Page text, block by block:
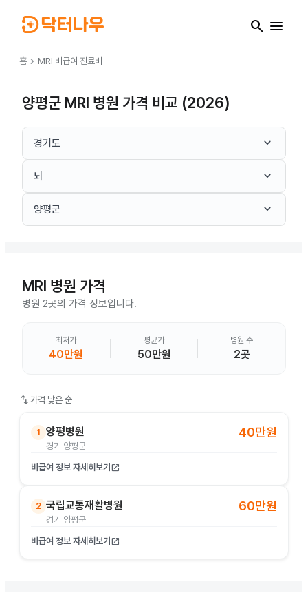
search menu
홈 chevron_right MRI 비급여 진료비
양평군 MRI 병원 가격 비교 (2026)
경기도 keyboard_arrow_down
뇌 keyboard_arrow_down
양평군 keyboard_arrow_down
MRI 병원 가격
병원 2곳의 가격 정보입니다.
최저가
40만원
평균가
50만원
병원 수
2곳
swap_vert 가격 낮은 순
1 양평병원
경기 양평군
40만원
비급여 정보 자세히보기 open_in_new
2 국립교통재활병원
경기 양평군
60만원
비급여 정보 자세히보기 open_in_new